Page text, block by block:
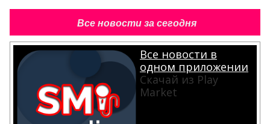
Все новости за сегодня
Все новости в
одном приложении
Скачай из Play
Market